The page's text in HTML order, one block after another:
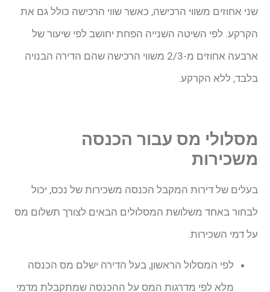
שני אחוזים משווי הרכישה, כאשר שווי הרכישה כולל גם את
הקרקע. לפי השיטה השנייה הפחת יחושב לפי שיעור של
ארבעה אחוזים מ-2/3 משווי הרכישה שהם הדירה הבנויה
בלבד, ללא הקרקע.
מסלולי מס עבור הכנסה
משכירות
בעלים של דירות המקבל הכנסה משכירות של נכס, יכול
לבחור באחד משלושת המסלולים הבאים לצורך תשלום מס
על דמי השכירות.
לפי המסלול הראשון, בעל הדירה ישלם מס הכנסה
מלא לפי מדרגות המס על ההכנסה שמתקבלת מדמי